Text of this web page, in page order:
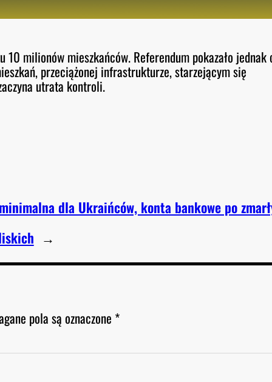
milionów mieszkańców. Referendum pokazało jednak
przeciążonej infrastrukturze, starzejącym się
utrata kontroli.
dla Ukraińców, konta bankowe po
→
pola są oznaczone *